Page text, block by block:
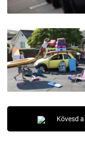
Kövesd a